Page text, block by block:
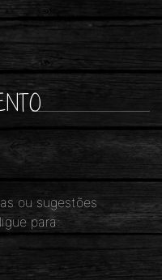
ou sugestões
para: